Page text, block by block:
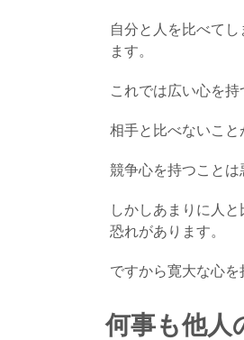
自分と人を比べて
ます。
これでは広い心を持
相手と比べないこと
競争心を持つことは
しかしあまりに人
恐れがあります。
ですから寛大な心を
何事も他人